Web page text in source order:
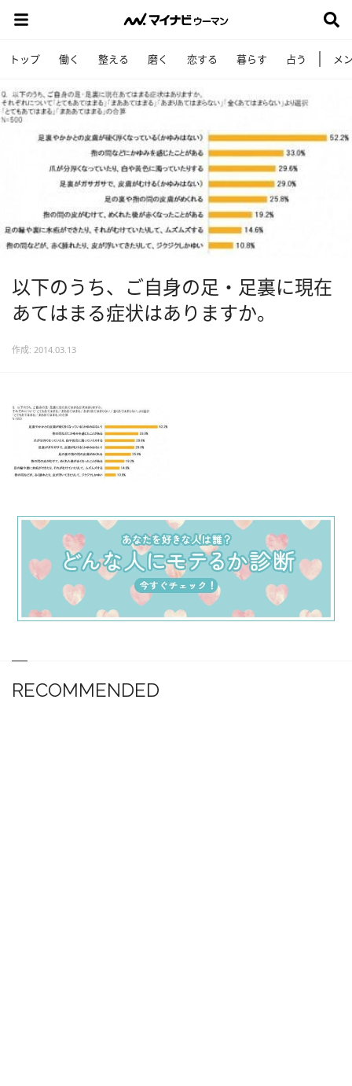
トップ 働く 整える 磨く 恋する 暮らす 占う メ
以下のうち、ご自身の足・足裏に現在
あてはまる症状はありますか。
作成: 2014.03.13
RECOMMENDED